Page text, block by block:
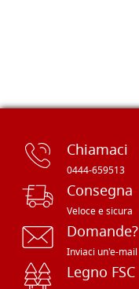
Chiamaci
0444-659513
Consegna
Veloce e sicura
Domande?
Inviaci un'e-mail
Legno FSC